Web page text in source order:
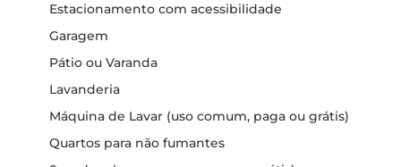
Estacionamento com acessibilidade
Garagem
Pátio ou Varanda
Lavanderia
Máquina de Lavar (uso comum, paga ou grátis)
Quartos para não fumantes